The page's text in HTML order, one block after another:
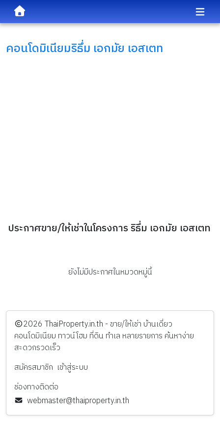
คอนโดมิเนียมริธึ่ม เอกมัย เอสเตท
ประกาศขาย/ให้เช่าในโครงการ ริธึ่ม เอกมัย เอสเตท
ยังไม่มีประกาศในหมวดหมู่นี้
️2026 ThaiProperty.in.th - ขาย/ให้เช่า บ้านเดี่ยว
คอนโดมิเนียม ทาวน์โฮม ที่ดิน ทำเล หลายรายการ ค้นหาง่าย
สะดวกรวดเร็ว
สมัครสมาชิก เข้าสู่ระบบ
ช่องทางติดต่อ
webmaster@thaiproperty.in.th